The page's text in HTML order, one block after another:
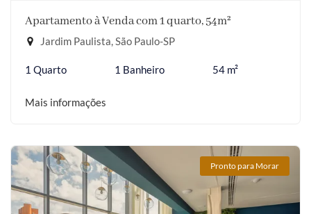
Apartamento à Venda com 1 quarto, 54m²
Jardim Paulista, São Paulo-SP
1 Quarto 1 Banheiro 54 m²
Mais informações
Pronto para Morar